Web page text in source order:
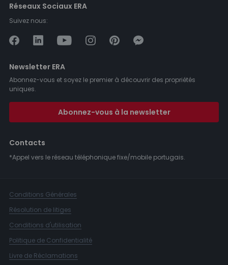
Réseaux Sociaux ERA
Suivez nous:
Newsletter ERA
Abonnez-vous et soyez le premier à découvrir des propriétés
uniques.
Abonnez-vous à la newsletter
Contacts
*Appel vers le réseau téléphonique fixe/mobile portugais.
Conditions Générales
Résolution de litiges
Conditions d'utilisation
Politique de Confidentialité
Livre de Réclamations